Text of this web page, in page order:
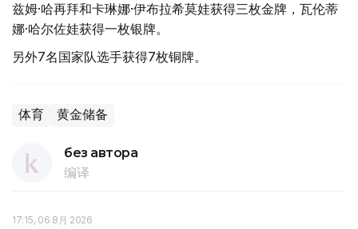
兹姆·哈再拜和卡琳娜·伊布拉希莫娃获得三枚金牌，瓦伦蒂
娜·哈尔佐娃获得一枚银牌。
另外7名国家队选手获得7枚铜牌。
体育 黄金储备
без автора
编译
17:15, 06 8月 2026